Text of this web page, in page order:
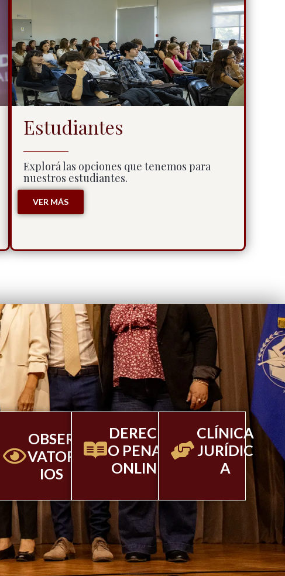
Estudiantes
Explorá las opciones que tenemos para
nuestros estudiantes.
VER MÁS
OBSER
VATOR
IOS
DERECH
O PENAL
ONLINE
CLÍNICA
JURÍDIC
A